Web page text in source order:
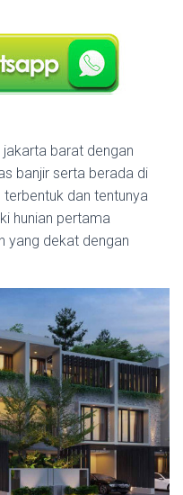
barat dengan
banjir serta berada di
dan tentunya
hunian pertama
yang dekat dengan